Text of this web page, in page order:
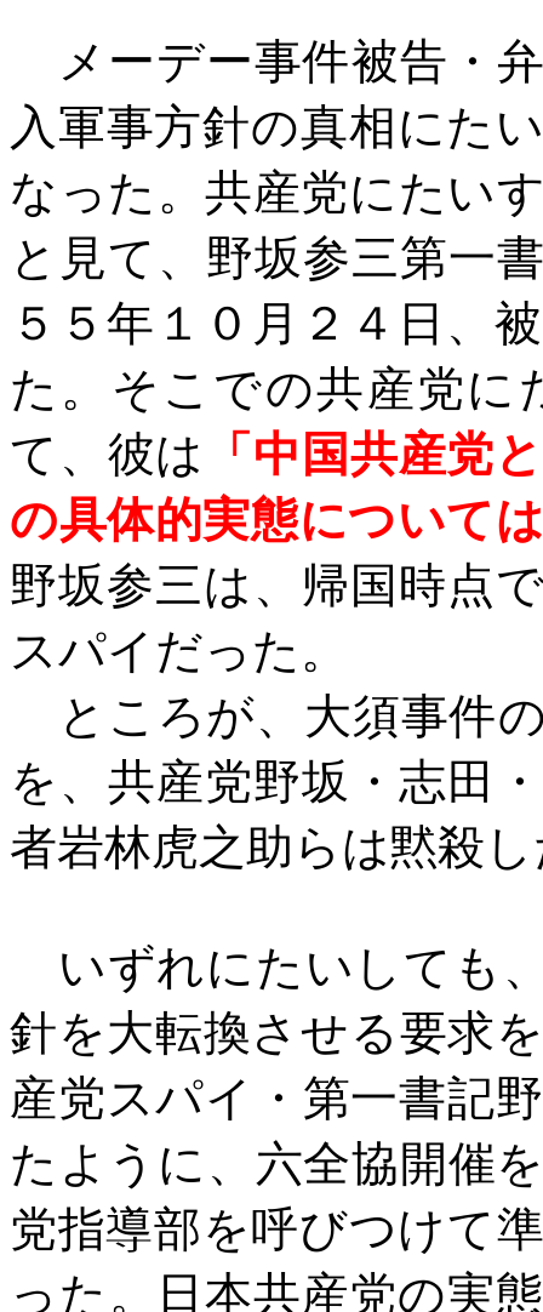
メーデー事件被告・
入軍事方針の真相にた
なった。共産党にたい
と見て、野坂参三第一
５５年１０月２４日、
た。そこでの共産党に
て、彼は
「中国共産党
の具体的実態について
野坂参三は、帰国時点
スパイだった。
ところが、大須事件
を、共産党野坂・志田
者岩林虎之助らは黙殺
いずれにたいしても
針を大転換させる要求
産党スパイ・第一書記
たように、六全協開催
党指導部を呼びつけて
った。日本共産党の実